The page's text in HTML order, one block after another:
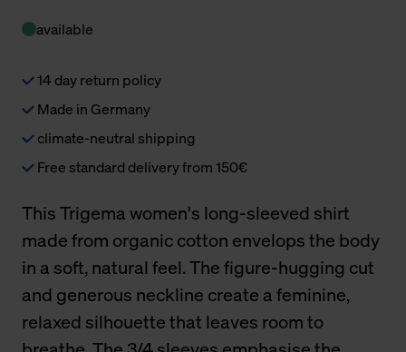
available
14 day return policy
Made in Germany
climate-neutral shipping
Free standard delivery from 150€
This Trigema women's long-sleeved shirt
made from organic cotton envelops the body
in a soft, natural feel. The figure-hugging cut
and generous neckline create a feminine,
relaxed silhouette that leaves room to